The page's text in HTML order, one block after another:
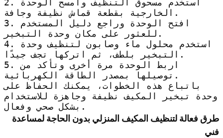
2. استخدم مسحوق التنظيف وامسح الوحدة
الخارجية بقطعة قماش نظيفة وجافة.
3. افتح الوحدة وراجع دليل المستخدم
للعثور على مكان وحدة التبخير.
4. استخدم محلول ماء وصابون لتنظيف وحدة
التبخير بلطف، ثم اتركها تجف جيدًا.
5. اربط الوحدة مرة أخرى وتأكد من
توصيلها بمصدر الطاقة الكهربائية.
باتباع هذه الخطوات، يمكنك الحفاظ على
وحدة تبخير المكيف نظيفة وجاهزة للاستخدام
بشكل صحي وفعال.
طرق فعالة لتنظيف المكيف المنزلي بدون الحاجة لمساعدة
فني